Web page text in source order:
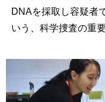
DNAを採取し容疑者
いう、科学捜査の重